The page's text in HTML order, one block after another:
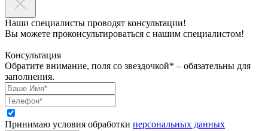
Наши специалисты проводят консультации!
Вы можете проконсультироваться с нашим специалистом!
Консультация
Обратите внимание, поля со звездочкой* – обязательны для
заполнения.
Принимаю условия обработки персональных данных